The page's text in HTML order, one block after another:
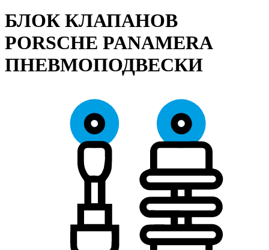
БЛОК КЛАПАНОВ
PORSCHE PANAMERA
ПНЕВМОПОДВЕСКИ